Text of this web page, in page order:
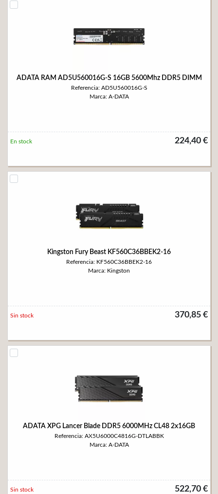
ADATA RAM AD5U560016G-S 16GB 5600Mhz DDR5 DIMM
Referencia: AD5U560016G-S
Marca: A-DATA
224,40 €
En stock
Kingston Fury Beast KF560C36BBEK2-16
Referencia: KF560C36BBEK2-16
Marca: Kingston
370,85 €
Sin stock
ADATA XPG Lancer Blade DDR5 6000MHz CL48 2x16GB
Referencia: AX5U6000C4816G-DTLABBK
Marca: A-DATA
522,70 €
Sin stock